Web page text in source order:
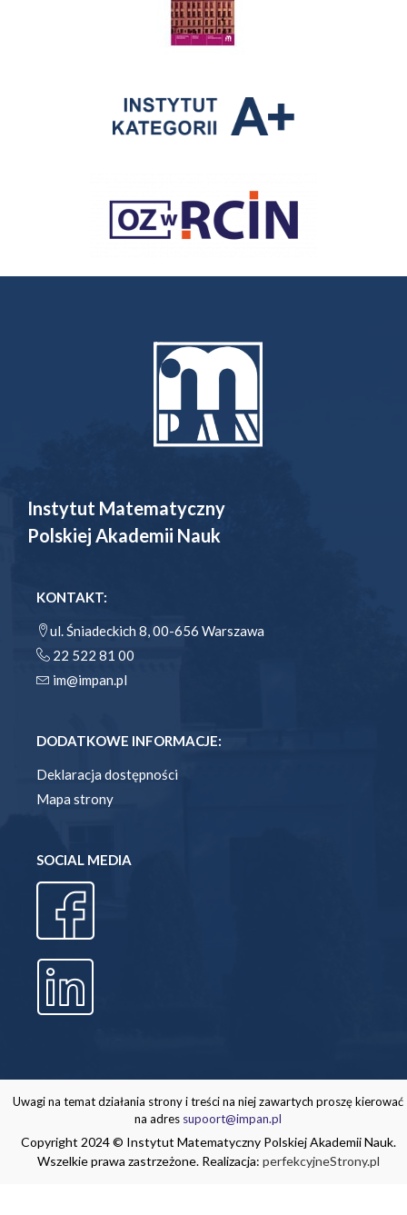
Instytut Matematyczny
Polskiej Akademii Nauk
KONTAKT:
ul. Śniadeckich 8, 00-656 Warszawa
22 522 81 00
im@impan.pl
DODATKOWE INFORMACJE:
Deklaracja dostępności
Mapa strony
SOCIAL MEDIA
Uwagi na temat działania strony i treści na niej zawartych proszę kierować
na adres supoort@impan.pl
Copyright 2024 © Instytut Matematyczny Polskiej Akademii Nauk.
Wszelkie prawa zastrzeżone. Realizacja: perfekcyjneStrony.pl